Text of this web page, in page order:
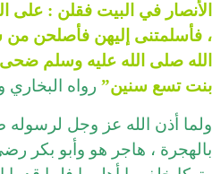
الأنصار في البيت فقلن : على
، فأسلمتنى إليهن فأصلحن
الله صلى الله عليه وسلم ضحى
بنت تسع سنين” رواه
ولما أذن الله عز وجل لرسوله
بالهجرة ، هاجر هو وأبو بكر